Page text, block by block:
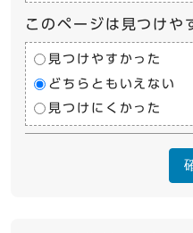
このページは見つけや
見つけやすかった
どちらともいえない
見つけにくかった